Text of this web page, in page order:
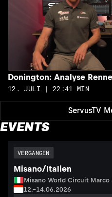
ServusTV
Donington: Analyse
12. JULI | 22:41 MIN
EVENTS
VERGANGEN
Misano/Italien
Misano World Circuit
12.–14.06.2026